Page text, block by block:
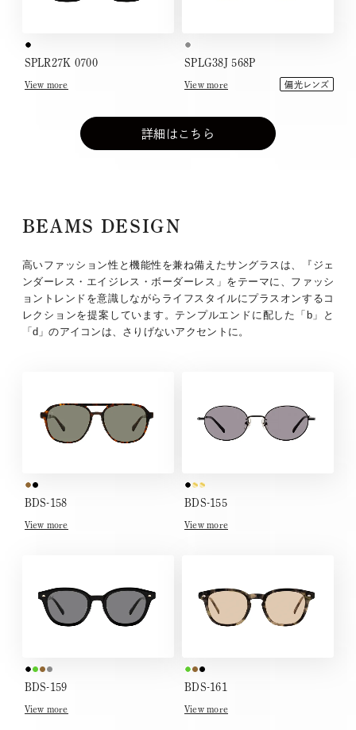
SPLR27K 0700
View more
SPLG38J 568P
View more 偏光レンズ
詳細はこちら
BEAMS DESIGN
高いファッション性と機能性を兼ね備えたサングラスは、『ジェ
ンダーレス・エイジレス・ボーダーレス」をテーマに、ファッシ
ョントレンドを意識しながらライフスタイルにプラスオンするコ
レクションを提案しています。テンプルエンドに配した「b」と
「d」のアイコンは、さりげないアクセントに。
BDS-158
View more
BDS-155
View more
BDS-159
View more
BDS-161
View more